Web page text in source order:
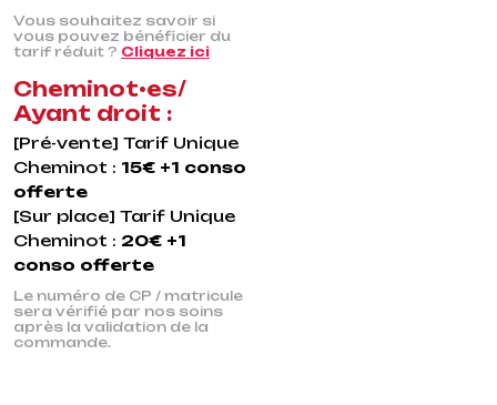
Vous souhaitez savoir si
vous pouvez bénéficier du
tarif réduit ? Cliquez ici
Cheminot•es/
Ayant droit :
[Pré-vente] Tarif Unique
Cheminot : 15€ +1 conso
offerte
[Sur place] Tarif Unique
Cheminot : 20€ +1
conso offerte
Le numéro de CP / matricule
sera vérifié par nos soins
après la validation de la
commande.